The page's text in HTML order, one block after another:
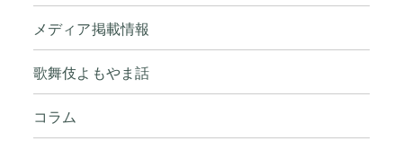
メディア掲載情報
歌舞伎よもやま話
コラム